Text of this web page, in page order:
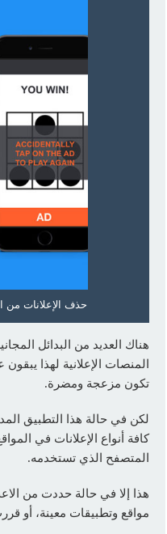
حذف الإعلانات من
هناك العديد من البدائل
المنصات الإعلانية لهذا
تكون مزعجة ومضرة.
لكن في حالة هذا التطبيق
كافة أنواع الإعلانات في
المتصفح الذي تستخدمه.
هذا إلا في حالة حددت من
مواقع وتطبيقات معينة، أو